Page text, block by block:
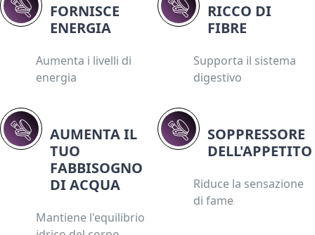
FORNISCE
ENERGIA
Aumenta i livelli di
energia
RICCO DI
FIBRE
Supporta il sistema
digestivo
AUMENTA IL
TUO
FABBISOGNO
DI ACQUA
Mantiene l'equilibrio
SOPPRESSORE
DELL'APPETITO
Riduce la sensazione
di fame